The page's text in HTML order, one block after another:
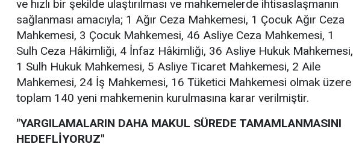
ve hızlı bir şekilde ulaştırılması ve mahkemelerde ihtisaslaşmanın
sağlanması amacıyla; 1 Ağır Ceza Mahkemesi, 1 Çocuk Ağır Ceza
Mahkemesi, 3 Çocuk Mahkemesi, 46 Asliye Ceza Mahkemesi, 1
Sulh Ceza Hâkimliği, 4 İnfaz Hâkimliği, 36 Asliye Hukuk Mahkemesi,
1 Sulh Hukuk Mahkemesi, 5 Asliye Ticaret Mahkemesi, 2 Aile
Mahkemesi, 24 İş Mahkemesi, 16 Tüketici Mahkemesi olmak üzere
toplam 140 yeni mahkemenin kurulmasına karar verilmiştir.
"YARGILAMALARIN DAHA MAKUL SÜREDE TAMAMLANMASINI
HEDEFLİYORUZ"